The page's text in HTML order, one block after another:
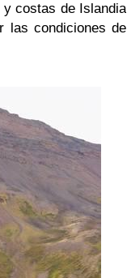
costas de Islandia
las condiciones de